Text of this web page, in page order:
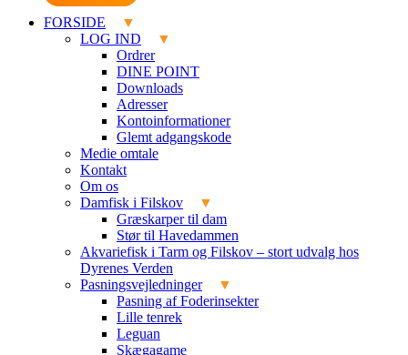
FORSIDE
LOG IND
Ordrer
DINE POINT
Downloads
Adresser
Kontoinformationer
Glemt adgangskode
Medie omtale
Kontakt
Om os
Damfisk i Filskov
Græskarper til dam
Stør til Havedammen
Akvariefisk i Tarm og Filskov – stort udvalg hos
Dyrenes Verden
Pasningsvejledninger
Pasning af Foderinsekter
Lille tenrek
Leguan
Skægagame